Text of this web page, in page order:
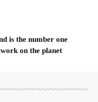
is the number one
on the planet